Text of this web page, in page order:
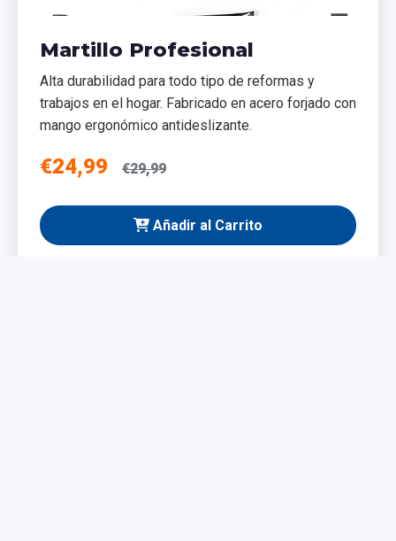
Martillo Profesional
Alta durabilidad para todo tipo de reformas y
trabajos en el hogar. Fabricado en acero forjado con
mango ergonómico antideslizante.
€24,99 €29,99
Añadir al Carrito